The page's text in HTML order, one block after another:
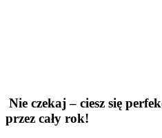
Nie czekaj – ciesz się
przez cały rok!